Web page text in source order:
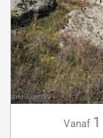
Vanaf 1